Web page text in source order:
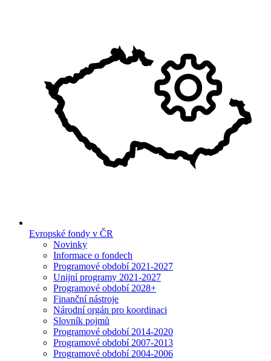
Evropské fondy v ČR
Novinky
Informace o fondech
Programové období 2021-2027
Unijní programy 2021-2027
Programové období 2028+
Finanční nástroje
Národní orgán pro koordinaci
Slovník pojmů
Programové období 2014-2020
Programové období 2007-2013
Programové období 2004-2006